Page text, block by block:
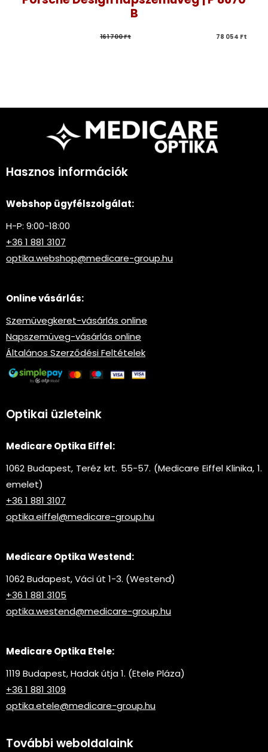
B
161 700 Ft 78 054 Ft
Hasznos információk
Webshop ügyfélszolgálat:
H-P: 9:00-18:00
+36 1 881 3107
optika.webshop@medicare-group.hu
Online vásárlás:
Szemüvegkeret-vásárlás online
Napszemüveg-vásárlás online
Általános Szerződési Feltételek
Optikai üzleteink
Medicare Optika Eiffel:
1062 Budapest, Teréz krt. 55-57. (Medicare Eiffel Klinika, 1.
emelet)
+36 1 881 3107
optika.eiffel@medicare-group.hu
Medicare Optika Westend:
1062 Budapest, Váci út 1-3. (Westend)
+36 1 881 3105
optika.westend@medicare-group.hu
Medicare Optika Etele:
1119 Budapest, Hadak útja 1. (Etele Pláza)
+36 1 881 3109
optika.etele@medicare-group.hu
További weboldalaink